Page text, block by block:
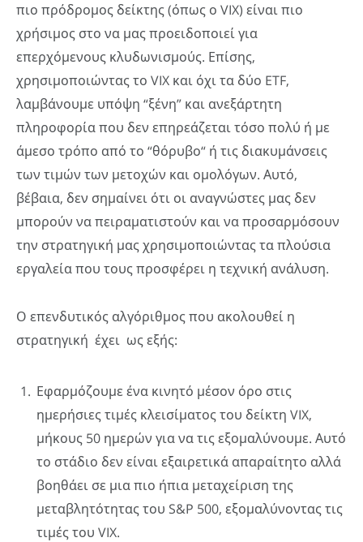
πιο πρόδρομος δείκτης (όπως ο VIX) είναι πιο
χρήσιμος στο να μας προειδοποιεί για
επερχόμενους κλυδωνισμούς. Επίσης,
χρησιμοποιώντας το VIX και όχι τα δύο ETF,
λαμβάνουμε υπόψη “ξένη” και ανεξάρτητη
πληροφορία που δεν επηρεάζεται τόσο πολύ ή με
άμεσο τρόπο από το “θόρυβο“ ή τις διακυμάνσεις
των τιμών των μετοχών και ομολόγων. Αυτό,
βέβαια, δεν σημαίνει ότι οι αναγνώστες μας δεν
μπορούν να πειραματιστούν και να προσαρμόσουν
την στρατηγική μας χρησιμοποιώντας τα πλούσια
εργαλεία που τους προσφέρει η τεχνική ανάλυση.
Ο επενδυτικός αλγόριθμος που ακολουθεί η
στρατηγική έχει ως εξής:
Εφαρμόζουμε ένα κινητό μέσον όρο στις
ημερήσιες τιμές κλεισίματος του δείκτη VIX,
μήκους 50 ημερών για να τις εξομαλύνουμε. Αυτό
το στάδιο δεν είναι εξαιρετικά απαραίτητο αλλά
βοηθάει σε μια πιο ήπια μεταχείριση της
μεταβλητότητας του S&P 500, εξομαλύνοντας τις
τιμές του VIX.